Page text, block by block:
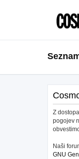
Z
pogojev
Naši
GNU